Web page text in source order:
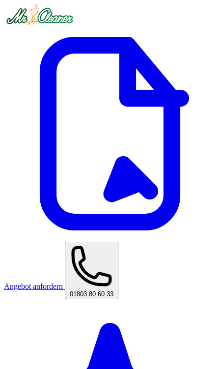
Angebot anfordern
01803 80 60 33